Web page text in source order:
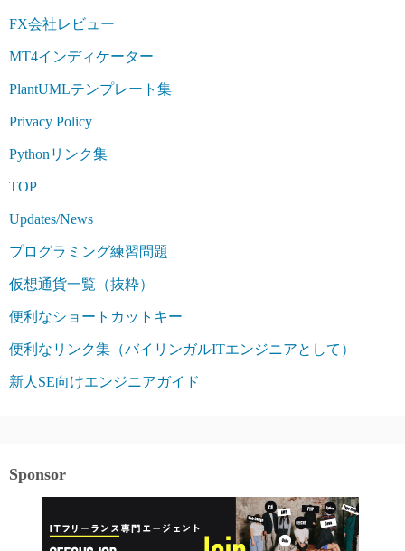
FX会社レビュー
MT4インディケーター
PlantUMLテンプレート集
Privacy Policy
Pythonリンク集
TOP
Updates/News
プログラミング練習問題
仮想通貨一覧（抜粋）
便利なショートカットキー
便利なリンク集（バイリンガルITエンジニアとして）
新人SE向けエンジニアガイド
Sponsor